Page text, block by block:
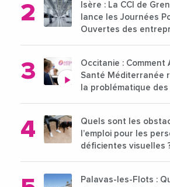
Isère : La CCI de
lance les Journées
Ouvertes des
Occitanie : Comment
Santé Méditerranée
la problématique
Quels sont les
l’emploi pour les
déficientes visuelles
Palavas-les-Flots :